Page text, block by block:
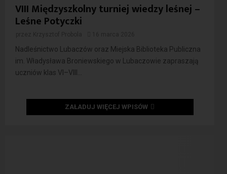
VIII Międzyszkolny turniej wiedzy leśnej –
Leśne Potyczki
Nadleśnictwo Lubaczów oraz Miejska Biblioteka Publiczna
im. Władysława Broniewskiego w Lubaczowie zapraszają
uczniów klas VI–VIII...
ZAŁADUJ WIĘCEJ WPISÓW